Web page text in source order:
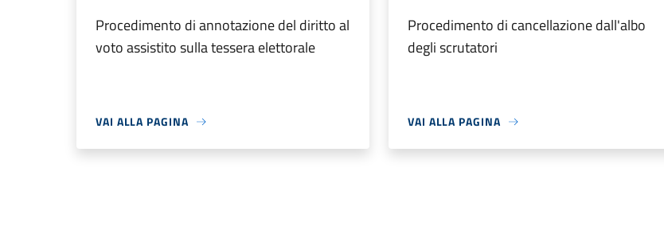
Procedimento di annotazione del diritto al
voto assistito sulla tessera elettorale
VAI ALLA PAGINA
Procedimento di cancellazione dall'albo
degli scrutatori
VAI ALLA PAGINA